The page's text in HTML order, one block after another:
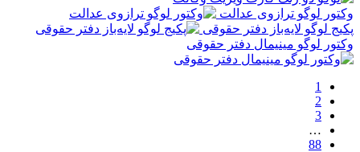
وکتور لوگو ترازوی عدالت
پکیج لوگو لایه‌باز دفتر حقوقی
وکتور لوگو مینیمال دفتر حقوقی
1
2
3
…
88